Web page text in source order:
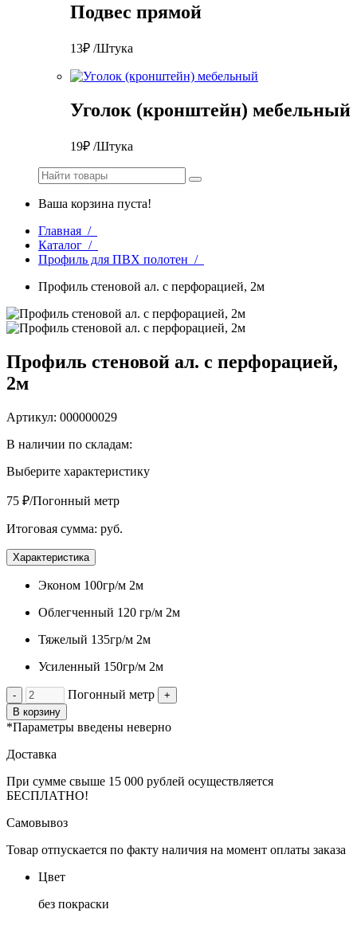
Подвес прямой
13₽ /Штука
Уголок (кронштейн) мебельный
19₽ /Штука
Ваша корзина пуста!
Главная /
Каталог /
Профиль для ПВХ полотен /
Профиль стеновой ал. с перфорацией, 2м
Профиль стеновой ал. с перфорацией,
2м
Артикул: 000000029
В наличии по складам:
Выберите характеристику
75 ₽/Погонный метр
Итоговая сумма: руб.
Характеристика
Эконом 100гр/м 2м
Облегченный 120 гр/м 2м
Тяжелый 135гр/м 2м
Усиленный 150гр/м 2м
- Погонный метр
+
В корзину
*Параметры введены неверно
Доставка
При сумме свыше 15 000 рублей осуществляется
БЕСПЛАТНО!
Самовывоз
Товар отпускается по факту наличия на момент оплаты заказа
Цвет
без покраски